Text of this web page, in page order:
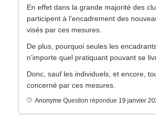
En effet dans la grande majorité des
participent à l’encadrement des
visés par ces mesures.
De plus, pourquoi seules les
n’importe quel pratiquant pouvant se
Donc, sauf les individuels, et encore,
concerné par ces mesures.
Anonyme Question répondue 19 janvier